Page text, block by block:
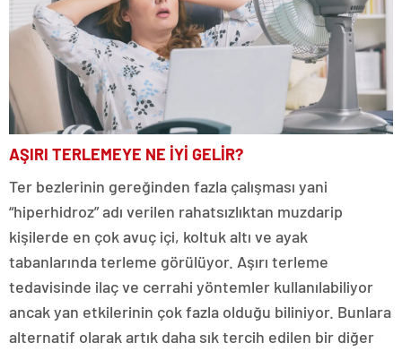
AŞIRI TERLEMEYE NE İYİ GELİR?
Ter bezlerinin gereğinden fazla çalışması yani
“hiperhidroz” adı verilen rahatsızlıktan muzdarip
kişilerde en çok avuç içi, koltuk altı ve ayak
tabanlarında terleme görülüyor. Aşırı terleme
tedavisinde ilaç ve cerrahi yöntemler kullanılabiliyor
ancak yan etkilerinin çok fazla olduğu biliniyor. Bunlara
alternatif olarak artık daha sık tercih edilen bir diğer